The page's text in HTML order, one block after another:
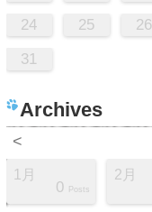
24 25 26
31
Archives
<
1月
0 Posts
2月